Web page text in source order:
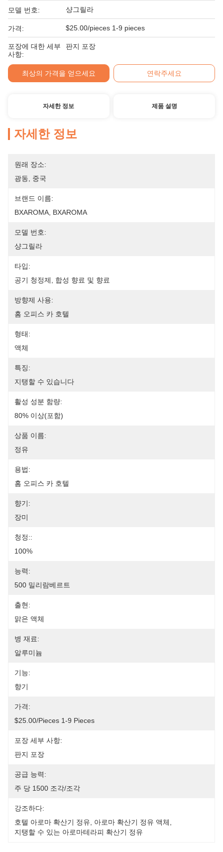
모델 번호: 샹그릴라
가격: $25.00/pieces 1-9 pieces
포장에 대한 세부
사항:
판지 포장
최상의 가격을 얻으세요 연락주세요
자세한 정보 제품 설명
자세한 정보
원래 장소:
광동, 중국
브랜드 이름:
BXAROMA, BXAROMA
모델 번호:
샹그릴라
타입:
공기 청정제, 합성 향료 및 향료
방향제 사용:
홈 오피스 카 호텔
형태:
액체
특징:
지탱할 수 있습니다
활성 성분 함량:
80% 이상(포함)
상품 이름:
정유
용법:
홈 오피스 카 호텔
향기:
장미
청정::
100%
능력:
500 밀리람베르트
출현:
맑은 액체
병 재료:
알루미늄
기능:
향기
가격:
$25.00/pieces 1-9 Pieces
포장 세부 사항:
판지 포장
공급 능력:
주 당 1500 조각/조각
강조하다:
호텔 아로마 확산기 정유
아로마 확산기 정유 액체
지탱할 수 있는 아로마테라피 확산기 정유